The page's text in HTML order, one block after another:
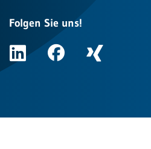
Folgen Sie uns!